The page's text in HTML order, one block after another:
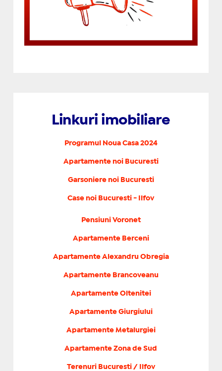
Linkuri imobiliare
Programul Noua Casa 2024
Apartamente noi Bucuresti
Garsoniere noi Bucuresti
Case noi Bucuresti - Ilfov
Pensiuni Voronet
Apartamente Berceni
Apartamente Alexandru Obregia
Apartamente Brancoveanu
Apartamente Oltenitei
Apartamente Giurgiului
Apartamente Metalurgiei
Apartamente Zona de Sud
Terenuri Bucuresti / Ilfov